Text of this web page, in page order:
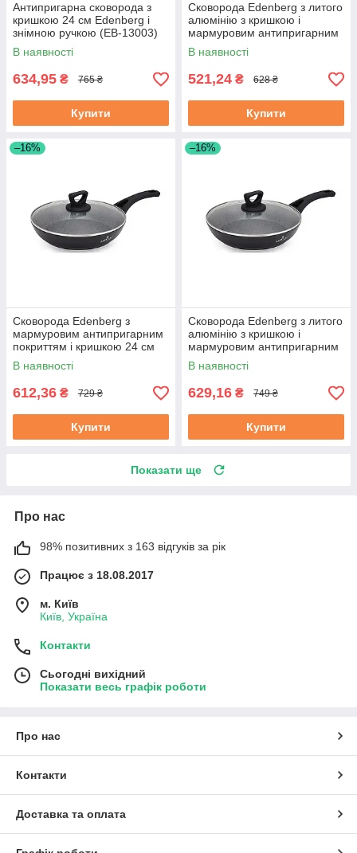
Антипригарна сковорода з
кришкою 24 см Edenberg і
знімною ручкою (EB-13003)
В наявності
634,95 ₴ 765 ₴
Купити
Сковорода Edenberg з литого
алюмінію з кришкою і
мармуровим антипригарним
покриттям 22 см (EB-7453)
В наявності
521,24 ₴ 628 ₴
Купити
–16%
Сковорода Edenberg з
мармуровим антипригарним
покриттям і кришкою 24 см
(EB-7454)
В наявності
612,36 ₴ 729 ₴
Купити
–16%
Сковорода Edenberg з литого
алюмінію з кришкою і
мармуровим антипригарним
покриттям 26 см (EB-7455)
В наявності
629,16 ₴ 749 ₴
Купити
Показати ще
Про нас
98% позитивних з 163 відгуків за рік
Працює з 18.08.2017
м. Київ
Київ, Україна
Контакти
Сьогодні вихідний
Показати весь графік роботи
Про нас
Контакти
Доставка та оплата